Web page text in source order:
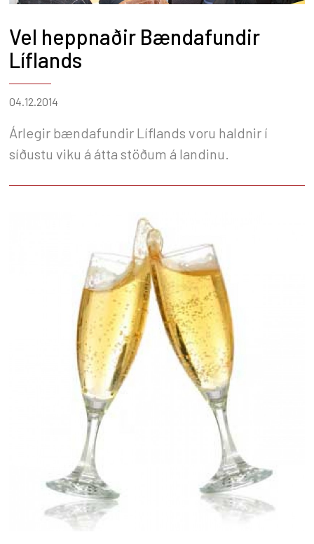
Vel heppnaðir Bændafundir
Líflands
04.12.2014
Árlegir bændafundir Líflands voru haldnir í
síðustu viku á átta stöðum á landinu.